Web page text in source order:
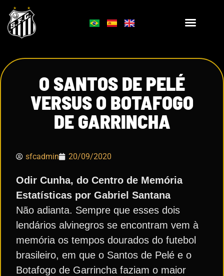
O SANTOS DE PELÉ
VERSUS O BOTAFOGO
DE GARRINCHA
sfcadmin 20/09/2020
Odir Cunha, do Centro de Memória
Estatísticas por Gabriel Santana
Não adianta. Sempre que esses dois
lendários alvinegros se encontram vem à
memória os tempos dourados do futebol
brasileiro, em que o Santos de Pelé e o
Botafogo de Garrincha faziam o maior